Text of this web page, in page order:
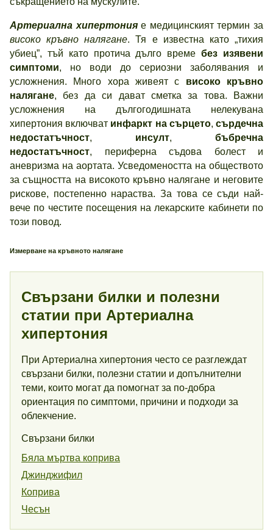
Артериална хипертонияе медицинският термин за
високо кръвно налягане. Тя е известна като „тихия
убиец”, тъй като протича дълго времебез изявени
симптоми, но води до сериозни заболявания и
усложнения. Много хора живеят с високо кръвно
налягане, без да си дават сметка за това. Важни
усложнения на дългогодишната нелекувана
хипертония включват инфаркт на сърцето,сърдечна
недостатъчност, инсулт, бъбречна
недостатъчност, периферна съдова болест и
аневризма на аортата. Усведомеността на обществото
за същността на високото кръвно налягане и неговите
рискове, постепенно нараства. За това се съди най-
вече по честите посещения на лекарските кабинети по
този повод.
Измерване на кръвното налягане
Свързани билки и полезни
статии при Артериална
хипертония
При Артериална хипертония често се разглеждат
свързани билки, полезни статии и допълнителни
теми, които могат да помогнат за по-добра
ориентация по симптоми, причини и подходи за
облекчение.
Свързани билки
Бяла мъртва коприва
Джинджифил
Коприва
Чесън